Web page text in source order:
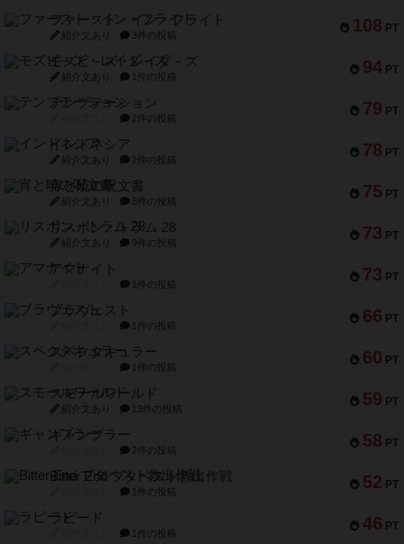
108 PT
ファースト・イン・フライト
紹介文あり 3件の投稿
94 PT
モズビ－ズ・レイダ－ズ
紹介文あり 1件の投稿
79 PT
テンプテーション
2件の投稿
78 PT
インドネシア
紹介文あり 2件の投稿
75 PT
宵と暁の呪文書
紹介文あり 8件の投稿
73 PT
リスボン・トラム 28
紹介文あり 9件の投稿
73 PT
アマナイト
1件の投稿
66 PT
ブラヴェスト
1件の投稿
60 PT
スペクタキュラー
1件の投稿
59 PT
スモールワールド
紹介文あり 13件の投稿
58 PT
ギャンブラー
2件の投稿
52 PT
Bitter End ブタペスト救出作戦
1件の投稿
46 PT
ラピード
1件の投稿